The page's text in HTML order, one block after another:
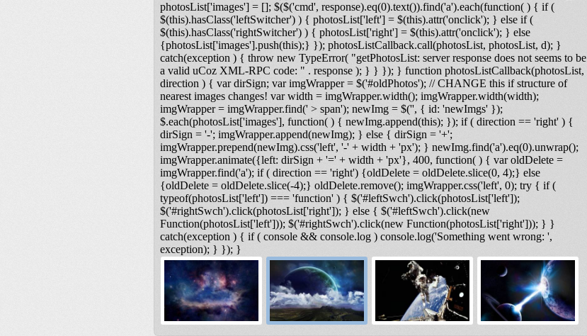
photosList['images'] = []; $($('cmd', response).eq(0).text()).find('a').each(function( ) { if (
$(this).hasClass('leftSwitcher') ) { photosList['left'] = $(this).attr('onclick'); } else if (
$(this).hasClass('rightSwitcher') ) { photosList['right'] = $(this).attr('onclick'); } else
{photosList['images'].push(this);} }); photosListCallback.call(photosList, photosList, d); }
catch(exception ) { throw new TypeError( "getPhotosList: server response does not seems to be
a valid uCoz XML-RPC code: " . response ); } } }); } function photosListCallback(photosList,
direction ) { var dirSign; var imgWrapper = $('#oldPhotos'); // CHANGE this if structure of
nearest images changes! var width = imgWrapper.width(); imgWrapper.width(width);
imgWrapper = imgWrapper.find(' > span'); newImg = $('', { id: 'newImgs' });
$.each(photosList['images'], function( ) { newImg.append(this); }); if ( direction == 'right' ) {
dirSign = '-'; imgWrapper.append(newImg); } else { dirSign = '+';
imgWrapper.prepend(newImg).css('left', '-' + width + 'px'); } newImg.find('a').eq(0).unwrap();
imgWrapper.animate({left: dirSign + '=' + width + 'px'}, 400, function( ) { var oldDelete =
imgWrapper.find('a'); if ( direction == 'right') {oldDelete = oldDelete.slice(0, 4);} else
{oldDelete = oldDelete.slice(-4);} oldDelete.remove(); imgWrapper.css('left', 0); try { if (
typeof(photosList['left']) === 'function' ) { $('#leftSwch').click(photosList['left']);
$('#rightSwch').click(photosList['right']); } else { $('#leftSwch').click(new
Function(photosList['left'])); $('#rightSwch').click(new Function(photosList['right'])); } }
catch(exception ) { if ( console && console.log ) console.log('Something went wrong: ',
exception); } }); }